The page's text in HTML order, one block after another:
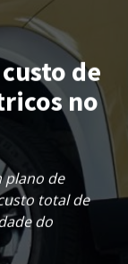
de
no
plano de
total de
do